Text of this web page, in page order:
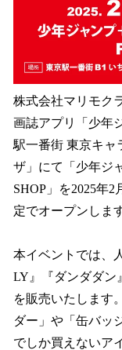
株式会社マリモク
画誌アプリ「少年
駅一番街 東京キャ
ザ」にて「少年ジ
SHOP」を2025年
定でオープンしま
本イベントでは、
LY』『ダンダダン
を販売いたします
ダー」や「缶バッ
でしか買えないア